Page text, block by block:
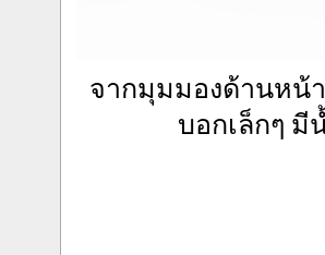
จากมุมมองด้านหน้
บอกเล็กๆ